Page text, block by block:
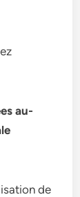
au-
de